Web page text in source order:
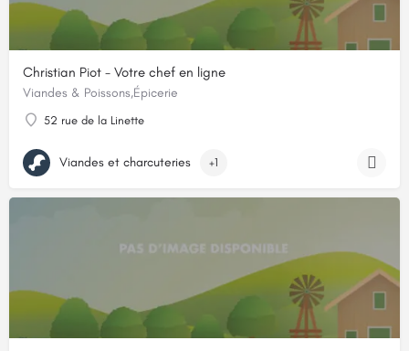
Christian Piot - Votre chef en ligne
Viandes & Poissons,Épicerie
52 rue de la Linette
Viandes et charcuteries +1